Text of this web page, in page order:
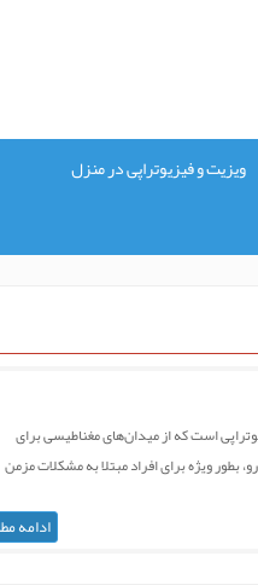
ویزیت و فیزیوتراپی در منزل
است که از میدان‌های مغناطیسی برای
بطور ویژه برای افراد مبتلا به مشکلات مزمن
ادامه